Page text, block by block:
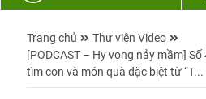
Trang chủ
Thư viện Video
[PODCAST – Hy vọng nảy mầm]
tìm con và món quà đặc biệt từ “T...